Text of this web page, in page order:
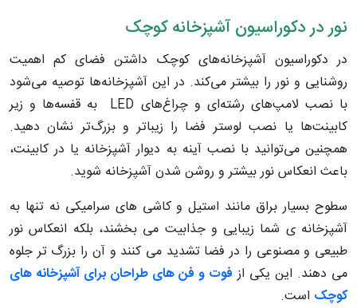
نور در دکوراسیون آشپزخانه کوچک
در دکوراسیون آشپزخانه‌های کوچک داشتن فضای کم اهمیت
روشنایی و نور را بیشتر می‌کند. در این آشپزخانه‌ها توصیه می‌شود
با نصب لامپ‌های رشته‌ای و چراغ‌های LED به قفسه‌ها و زیر
کابینت‌ها یا نصب لوستر فضا را زیباتر و بزرگ‌تر نشان دهید.
همچنین می‌توانید با نصب آینه به دیوار آشپزخانه یا در کابینت،
باعث انعکاس نور بیشتر و روشن شدن آشپزخانه شوید.
سطوح بسیار براق مانند استیل و کاشی های سرامیکی نه تنها به
آشپزخانه ی شما زیبایی و جذابیت می بخشند، بلکه انعکاس نور
طبیعی و مصنوعی را در فضا تشدید می کنند و آن را بزرگ تر جلوه
می دهند. این یکی از فوت و فن های طراحان برای آشپزخانه های
کوچک است.